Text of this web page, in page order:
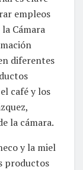
empleos
Cámara
diferentes
café y los
la cámara.
y la miel
productos